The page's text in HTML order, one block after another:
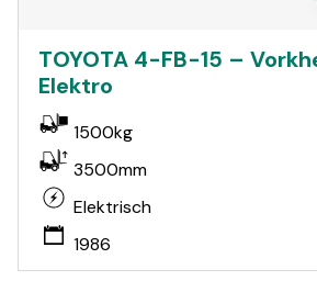
TOYOTA 4-FB-15 –
Elektro
1500kg
3500mm
Elektrisch
1986